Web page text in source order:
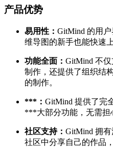
产品优势
易用性： GitMind 的用
维导图的新手也能快速上
功能全面： GitMind 不
制作，还提供了组织结
的制作。
***： GitMind 提供了完
***大部分功能，无需担
社区支持： GitMind 拥
社区中分享自己的作品